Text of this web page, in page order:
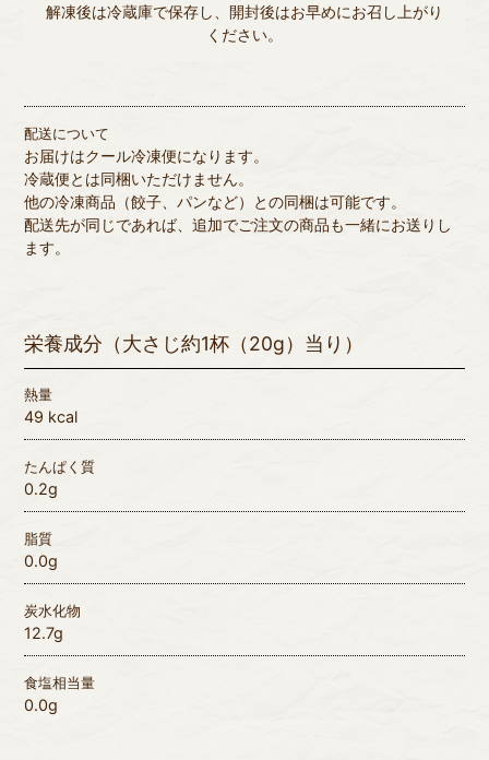
解凍後は冷蔵庫で保存し、開封後はお早めにお召し上がり
ください。
配送について
お届けはクール冷凍便になります。
冷蔵便とは同梱いただけません。
他の冷凍商品（餃子、パンなど）との同梱は可能です。
配送先が同じであれば、追加でご注文の商品も一緒にお送りし
ます。
栄養成分（大さじ約1杯（20g）当り）
熱量
49 kcal
たんぱく質
0.2g
脂質
0.0g
炭水化物
12.7g
食塩相当量
0.0g